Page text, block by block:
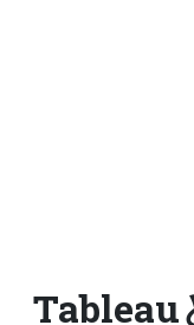
Tableau